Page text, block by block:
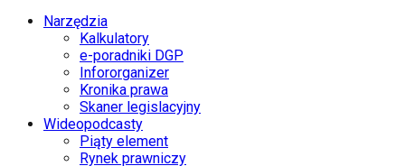
Narzędzia
Kalkulatory
e-poradniki DGP
Infororganizer
Kronika prawa
Skaner legislacyjny
Wideopodcasty
Piąty element
Rynek prawniczy